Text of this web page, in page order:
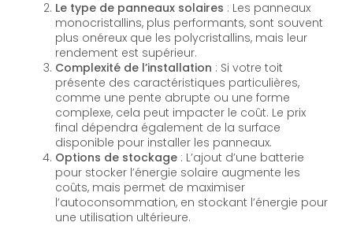
Le type de panneaux solaires : Les panneaux
monocristallins, plus performants, sont souvent
plus onéreux que les polycristallins, mais leur
rendement est supérieur.
Complexité de l’installation : Si votre toit
présente des caractéristiques particulières,
comme une pente abrupte ou une forme
complexe, cela peut impacter le coût. Le prix
final dépendra également de la surface
disponible pour installer les panneaux.
Options de stockage : L’ajout d’une batterie
pour stocker l’énergie solaire augmente les
coûts, mais permet de maximiser
l’autoconsommation, en stockant l’énergie pour
une utilisation ultérieure.